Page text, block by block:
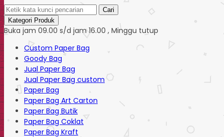
Cari
Kategori Produk
Buka jam 09.00 s/d jam 16.00 , Minggu tutup
Custom Paper Bag
Goody Bag
Jual Paper Bag
Jual Paper Bag custom
Paper Bag
Paper Bag Art Carton
Paper Bag Butik
Paper Bag Coklat
Paper Bag Kraft